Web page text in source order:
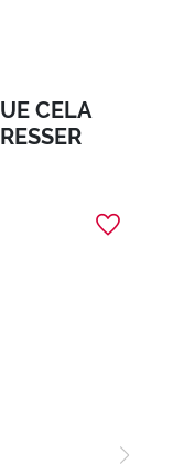
CELA